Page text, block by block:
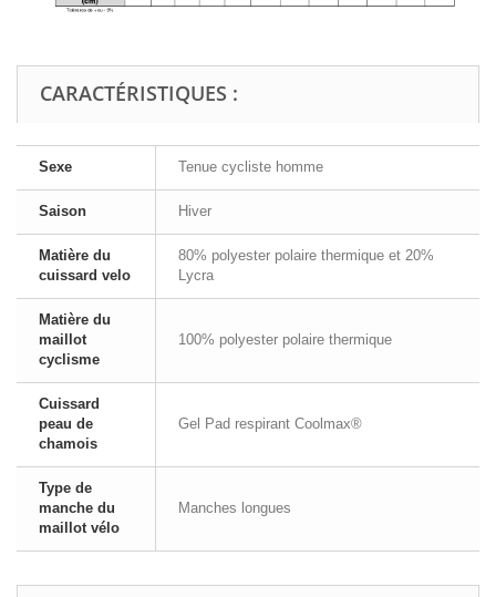
CARACTÉRISTIQUES :
Sexe Tenue cycliste homme
Saison Hiver
Matière du
cuissard velo
80% polyester polaire thermique et 20%
Lycra
Matière du
maillot
cyclisme
100% polyester polaire thermique
Cuissard
peau de
chamois
Gel Pad respirant Coolmax®
Type de
manche du
maillot vélo
Manches longues